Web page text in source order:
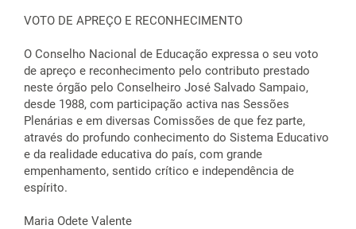
VOTO DE APREÇO E RECONHECIMENTO
O Conselho Nacional de Educação expressa o seu voto
de apreço e reconhecimento pelo contributo prestado
neste órgão pelo Conselheiro José Salvado Sampaio,
desde 1988, com participação activa nas Sessões
Plenárias e em diversas Comissões de que fez parte,
através do profundo conhecimento do Sistema Educativo
e da realidade educativa do país, com grande
empenhamento, sentido crítico e independência de
espírito.
Maria Odete Valente